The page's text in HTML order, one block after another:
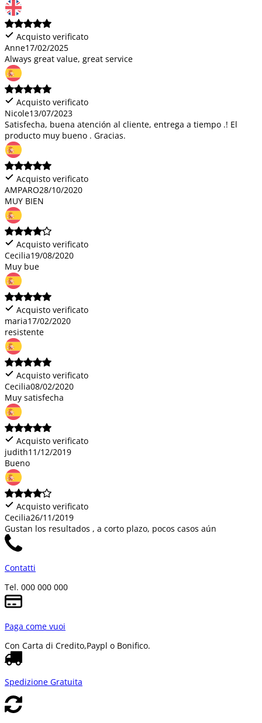
Acquisto verificato
Anne17/02/2025
Always great value, great service
Acquisto verificato
Nicole13/07/2023
Satisfecha, buena atención al cliente, entrega a tiempo .! El
producto muy bueno . Gracias.
Acquisto verificato
AMPARO28/10/2020
MUY BIEN
Acquisto verificato
Cecilia19/08/2020
Muy bue
Acquisto verificato
maria17/02/2020
resistente
Acquisto verificato
Cecilia08/02/2020
Muy satisfecha
Acquisto verificato
judith11/12/2019
Bueno
Acquisto verificato
Cecilia26/11/2019
Gustan los resultados , a corto plazo, pocos casos aún
Contatti
Tel. 000 000 000
Paga come vuoi
Con Carta di Credito,Paypl o Bonifico.
Spedizione Gratuita